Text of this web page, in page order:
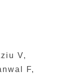
V,
F,